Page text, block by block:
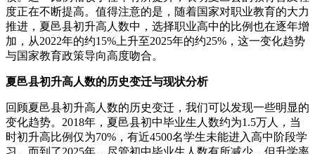
度正在不断提高。值得注意的是，随着国家对职业教育的大力
推进，夏邑县初升高人数中，选择职业高中的比例也在逐年增
加，从2022年的约15%上升至2025年的约25%，这一变化趋势
与国家教育政策导向高度吻合。
夏邑县初升高人数的历史变迁与现状分析
回顾夏邑县初升高人数的历史变迁，我们可以发现一些明显的
变化趋势。2018年，夏邑县初中毕业生人数约为1.5万人，当
时初升高比例仅为70%，有近4500名学生未能进入高中阶段学
习。而到了2025年，尽管初中毕业生人数有所减少，但升学率